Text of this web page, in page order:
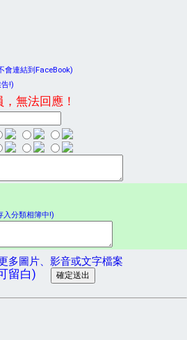
會連結到FaceBook)
!)
無法回應！
入分類相簿中!)
多圖片、影音或文字檔案
留白)